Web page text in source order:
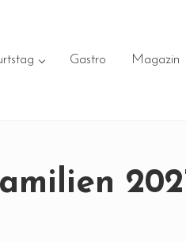
Gastro Magazin